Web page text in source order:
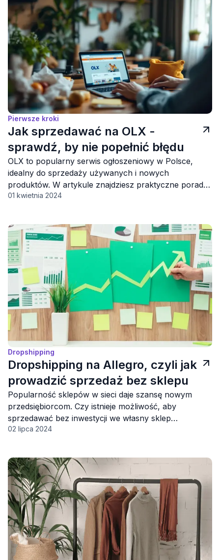
Pierwsze kroki
Jak sprzedawać na OLX -
sprawdź, by nie popełnić błędu
OLX to popularny serwis ogłoszeniowy w Polsce,
idealny do sprzedaży używanych i nowych
produktów. W artykule znajdziesz praktyczne porady,
jak skutecznie sprzedawać na OLX, jakie produkty
01 kwietnia 2024
Dropshipping
Dropshipping na Allegro, czyli jak
prowadzić sprzedaż bez sklepu
Popularność sklepów w sieci daje szansę nowym
przedsiębiorcom. Czy istnieje możliwość, aby
sprzedawać bez inwestycji we własny sklep
internetowy?
02 lipca 2024